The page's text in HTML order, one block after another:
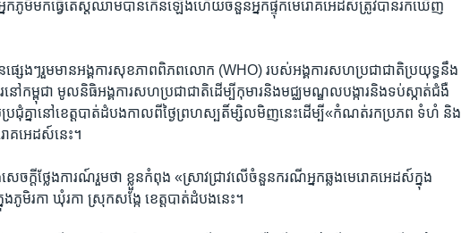
ភូមិមក​ធ្វើ​តេស្ត​ឈាម​បាន​កើន​ឡើង​ហើយ​ចំនួន​អ្នក​ផ្ទុក​មេរោគ​អេដស៍​ត្រូវ​បាន​រក​ឃើញ​
ផ្សេងៗ​រួមមាន​អង្គការ​សុខភាព​ពិភព​លោក (WHO) របស់​អង្គការ​សហ​ប្រជាជាតិ​ប្រយុទ្ធ​នឹង​
នៅ​កម្ពុជា មូល​និធិ​អង្គការ​សហ​ប្រជាជាតិដើម្បី​កុមារ​និង​មជ្ឈ​មណ្ឌល​បង្ការ​និង​ទប់​ស្កាត់​ជំងឺ​
ប្រជុំ​គ្នា​នៅ​ខេត្ត​បាត់ដំបងកាល​ពី​ថ្ងៃ​ព្រហស្បតិ៍​ម្សិល​មិញ​នេះ​ដើម្បី«កំណត់​រក​ប្រភព​ ទំហំ​ និង​
ោគ​អេដស៍​នេះ។
េចក្តី​ថ្លែងការណ៍​រួមថា ​ខ្លួន​កំពុង​ «ស្រាវជ្រាវ​លើ​ចំនួន​ករណី​អ្នក​ឆ្លង​មេរោគ​អេដស៍​ក្នុង​
ភូមិ​រកា ឃុំ​រកា​ ស្រុក​សង្កែ​ ខេត្ត​បាត់ដំបង​នេះ។